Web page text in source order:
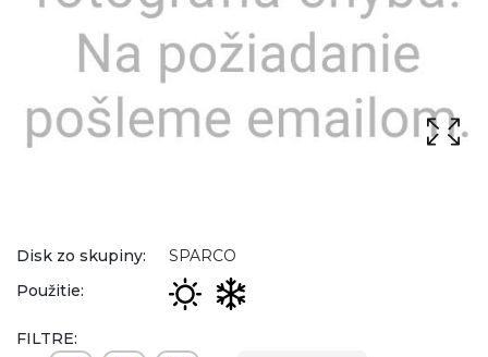
Disk zo skupiny:
SPARCO
Použitie:
FILTRE: